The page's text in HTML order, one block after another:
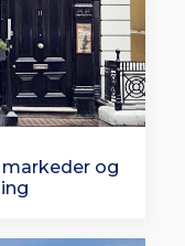
markeder og